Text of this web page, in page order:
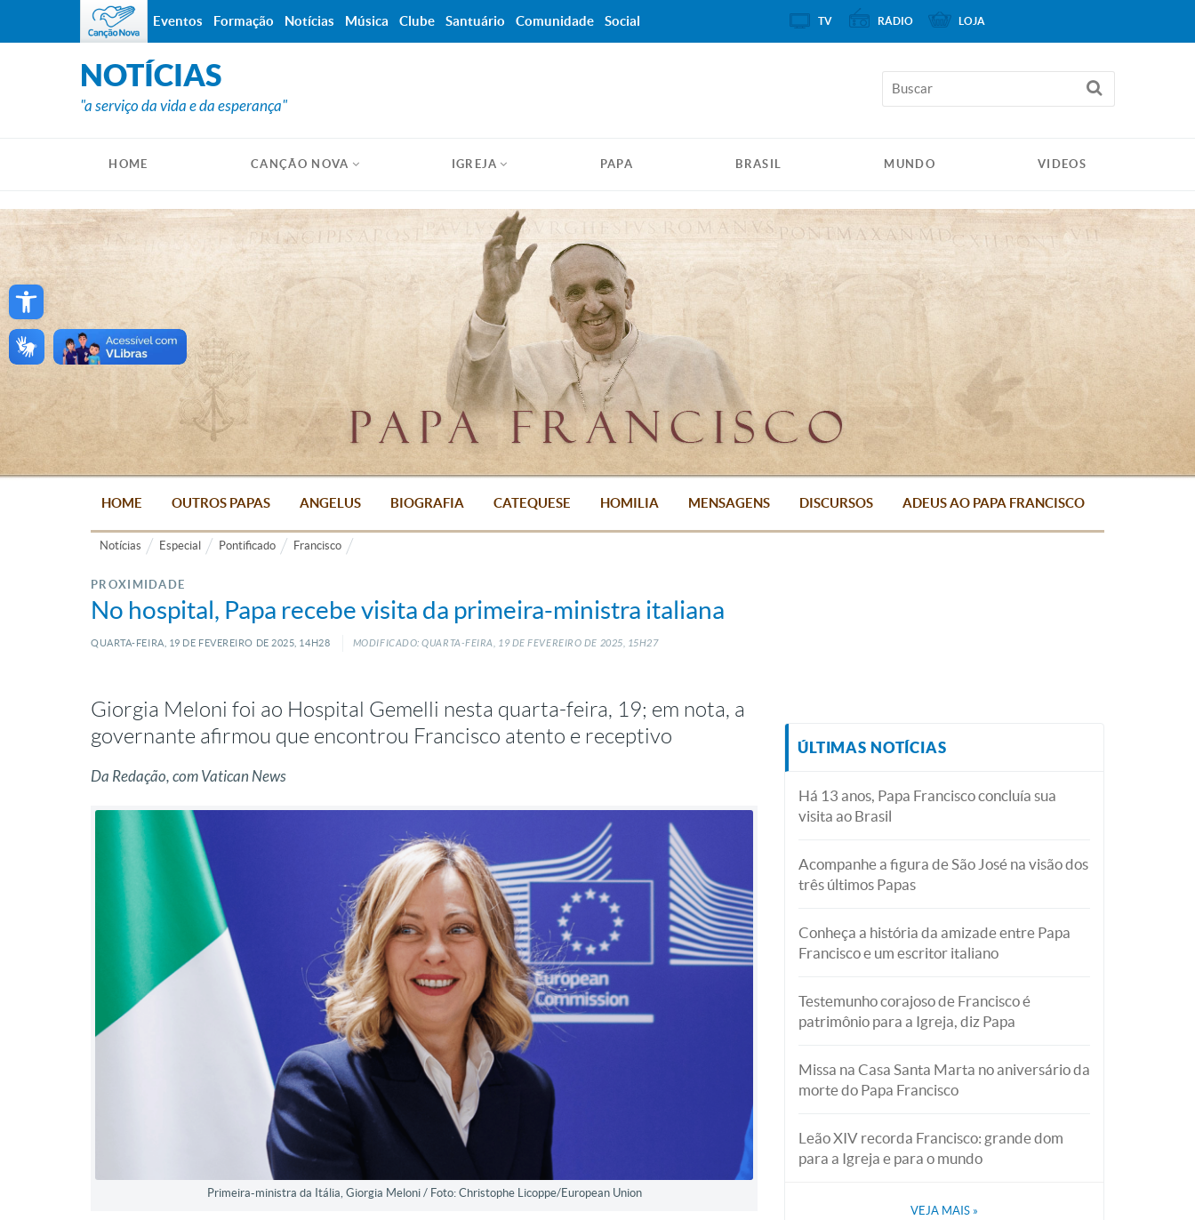
Open toolbar
NOTÍCIAS
"a serviço da vida e da esperança"
HOME CANÇÃO NOVA IGREJA PAPA BRASIL MUNDO VIDEOS
HOME OUTROS PAPAS ANGELUS BIOGRAFIA CATEQUESE HOMILIA MENSAGENS DISCURSOS ADEUS AO PAPA FRANCISCO
Notícias Especial Pontificado Francisco
PROXIMIDADE
No hospital, Papa recebe visita da primeira-ministra italiana
QUARTA-FEIRA, 19 DE FEVEREIRO DE 2025, 14H28 MODIFICADO: QUARTA-FEIRA, 19DEFEVEREIRO DE 2025, 15H27
Giorgia Meloni foi ao Hospital Gemelli nesta quarta-feira, 19; em nota, a
governante afirmou que encontrou Francisco atento e receptivo
Da Redação, com Vatican News
Primeira-ministra da Itália, Giorgia Meloni / Foto: Christophe Licoppe/European Union
ÚLTIMAS NOTÍCIAS
Há 13 anos, Papa Francisco concluía sua
visita ao Brasil
Acompanhe a figura de São José na visão dos
três últimos Papas
Conheça a história da amizade entre Papa
Francisco e um escritor italiano
Testemunho corajoso de Francisco é
patrimônio para a Igreja, diz Papa
Missa na Casa Santa Marta no aniversário da
morte do Papa Francisco
Leão XIV recorda Francisco: grande dom
para a Igreja e para o mundo
VEJA MAIS »
Eventos Formação Notícias Música Clube Santuário Comunidade Social TV RÁDIO LOJA